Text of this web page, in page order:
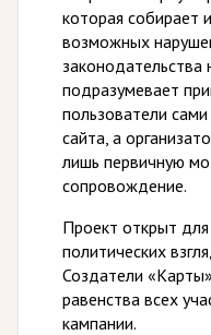
которая собирает
возможных
законодательства
подразумевает
пользователи
сайта, а
лишь первичную
сопровождение.
Проект открыт
политических
Создатели
равенства всех
кампании.